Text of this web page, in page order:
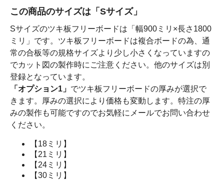
この商品のサイズは「Sサイズ」
Sサイズのツキ板フリーボードは「幅900ミリ×長さ1800
ミリ」です。ツキ板フリーボードは複合ボードの為、通
常の合板等の規格サイズより少し小さくなっていますの
でカット図の製作時にご注意ください。他のサイズは別
登録となっています。
「オプション1」 でツキ板フリーボードの厚みが選択で
きます。厚みの選択により価格も変動します。特注の厚
みの製作も可能ですのでお気軽にメールでお問い合わせ
ください。
【18ミリ】
【21ミリ】
【24ミリ】
【30ミリ】